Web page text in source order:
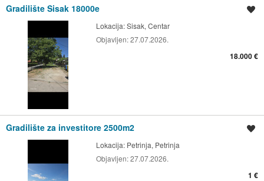
Gradilište Sisak 18000e
Lokacija:Sisak, Centar
Objavljen:27.07.2026.
18.000 €
Gradilište za investitore 2500m2
Lokacija: Petrinja, Petrinja
Objavljen:27.07.2026.
1 €